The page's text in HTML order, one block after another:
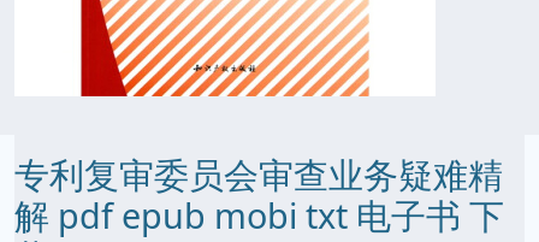
专利复审委员会审查业务疑难精
解 pdf epub mobi txt 电子书 下